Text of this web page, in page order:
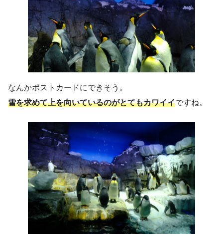
なんかポストカードにできそう。
雪を求めて上を向いているのがとてもカワイイですね。